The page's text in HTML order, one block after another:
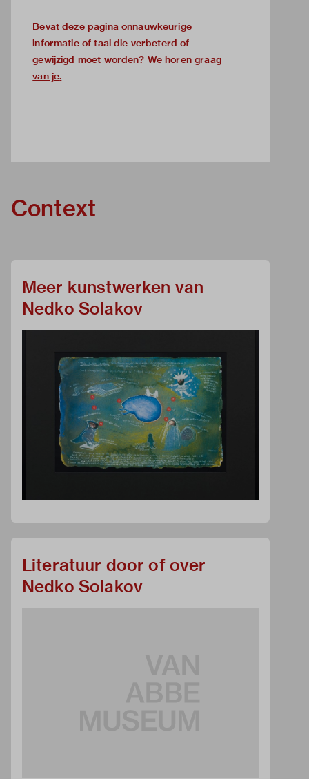
Bevat deze pagina onnauwkeurige
informatie of taal die verbeterd of
gewijzigd moet worden? We horen graag
van je.
Context
Meer kunstwerken van
Nedko Solakov
Literatuur door of over
Nedko Solakov